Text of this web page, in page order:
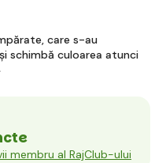
care s-au
schimbă culoarea atunci
membru al RajClub-ului